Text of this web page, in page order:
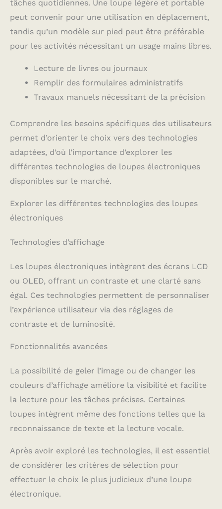
tâches quotidiennes. Une loupe légère et portable
peut convenir pour une utilisation en déplacement,
tandis qu’un modèle sur pied peut être préférable
pour les activités nécessitant un usage mains libres.
Lecture de livres ou journaux
Remplir des formulaires administratifs
Travaux manuels nécessitant de la précision
Comprendre les besoins spécifiques des utilisateurs
permet d’orienter le choix vers des technologies
adaptées, d’où l’importance d’explorer les
différentes technologies de loupes électroniques
disponibles sur le marché.
Explorer les différentes technologies des loupes
électroniques
Technologies d’affichage
Les loupes électroniques intègrent des écrans LCD
ou OLED, offrant un contraste et une clarté sans
égal. Ces technologies permettent de personnaliser
l’expérience utilisateur via des réglages de
contraste et de luminosité.
Fonctionnalités avancées
La possibilité de geler l’image ou de changer les
couleurs d’affichage améliore la visibilité et facilite
la lecture pour les tâches précises. Certaines
loupes intègrent même des fonctions telles que la
reconnaissance de texte et la lecture vocale.
Après avoir exploré les technologies, il est essentiel
de considérer les critères de sélection pour
effectuer le choix le plus judicieux d’une loupe
électronique.